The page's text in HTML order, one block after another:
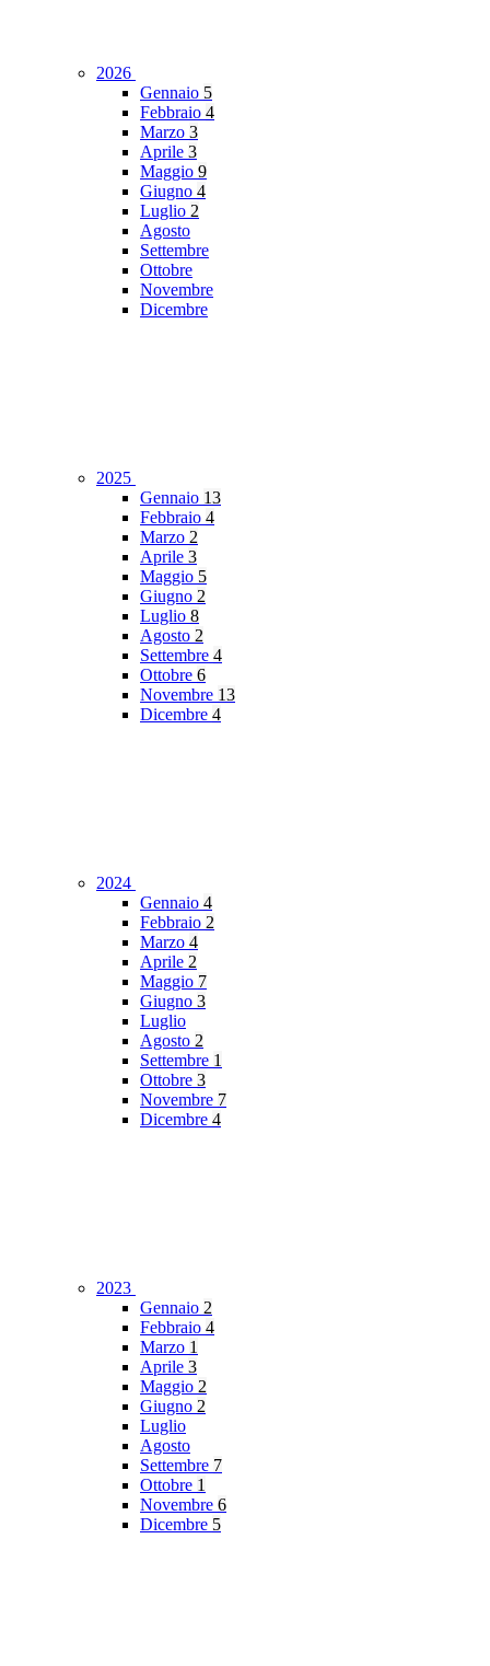
2026
Gennaio 5
Febbraio 4
Marzo 3
Aprile 3
Maggio 9
Giugno 4
Luglio 2
Agosto
Settembre
Ottobre
Novembre
Dicembre
2025
Gennaio 13
Febbraio 4
Marzo 2
Aprile 3
Maggio 5
Giugno 2
Luglio 8
Agosto 2
Settembre 4
Ottobre 6
Novembre 13
Dicembre 4
2024
Gennaio 4
Febbraio 2
Marzo 4
Aprile 2
Maggio 7
Giugno 3
Luglio
Agosto 2
Settembre 1
Ottobre 3
Novembre 7
Dicembre 4
2023
Gennaio 2
Febbraio 4
Marzo 1
Aprile 3
Maggio 2
Giugno 2
Luglio
Agosto
Settembre 7
Ottobre 1
Novembre 6
Dicembre 5